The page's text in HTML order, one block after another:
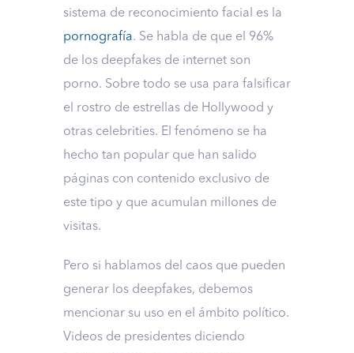
sistema de reconocimiento facial es la
pornografía. Se habla de que el 96%
de los deepfakes de internet son
porno. Sobre todo se usa para falsificar
el rostro de estrellas de Hollywood y
otras celebrities. El fenómeno se ha
hecho tan popular que han salido
páginas con contenido exclusivo de
este tipo y que acumulan millones de
visitas.
Pero si hablamos del caos que pueden
generar los deepfakes, debemos
mencionar su uso en el ámbito político.
Videos de presidentes diciendo